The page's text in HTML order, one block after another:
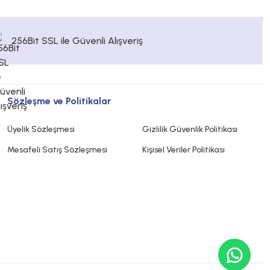
256Bit SSL ile Güvenli Alışveriş
Sözleşme ve Politikalar
Üyelik Sözleşmesi
Gizlilik Güvenlik Politikası
Mesafeli Satış Sözleşmesi
Kişisel Veriler Politikası